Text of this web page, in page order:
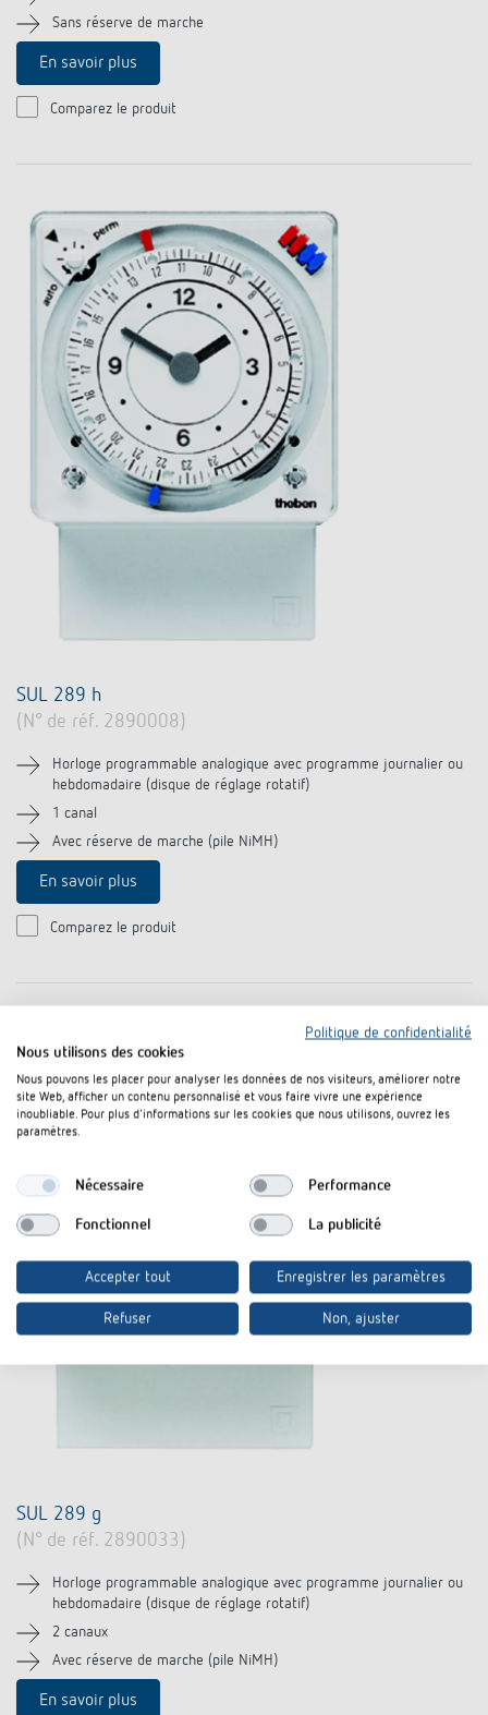
Références
Application de Theben
Sans réserve de marche
En savoir plus
Comparez le produit
SUL 289 h
(N° de réf. 2890008)
Horloge programmable analogique avec programme journalier ou
hebdomadaire (disque de réglage rotatif)
1 canal
Avec réserve de marche (pile NiMH)
En savoir plus
Comparez le produit
SUL 289 g
(N° de réf. 2890033)
Horloge programmable analogique avec programme journalier ou
hebdomadaire (disque de réglage rotatif)
2 canaux
Avec réserve de marche (pile NiMH)
En savoir plus
Politique de confidentialité
Nous utilisons des cookies
Nous pouvons les placer pour analyser les données de nos visiteurs, améliorer notre
site Web, afficher un contenu personnalisé et vous faire vivre une expérience
inoubliable. Pour plus d'informations sur les cookies que nous utilisons, ouvrez les
paramètres.
Nécessaire Performance
Fonctionnel La publicité
Accepter tout Enregistrer les paramètres
Refuser Non, ajuster